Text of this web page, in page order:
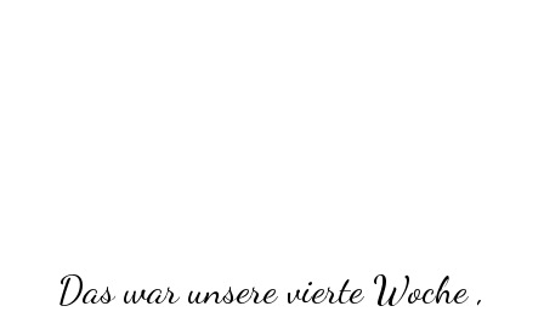
Das war unsere vierte Woche ,